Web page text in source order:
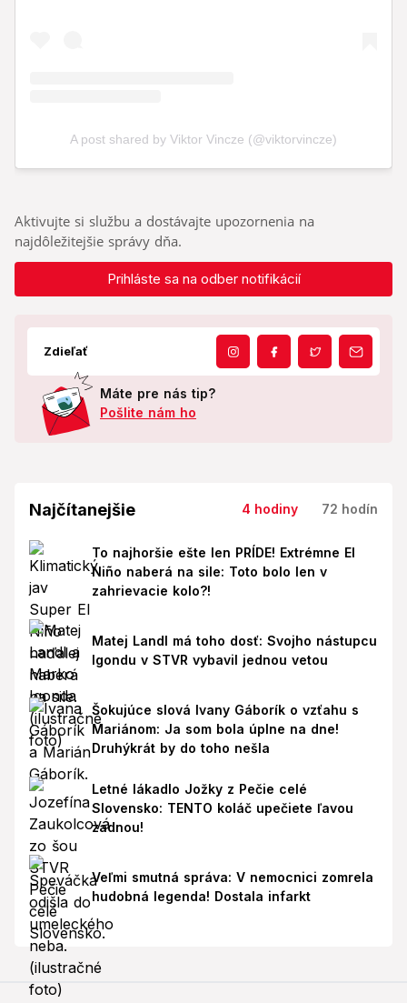
Aktivujte si službu a dostávajte upozornenia na
najdôležitejšie správy dňa.
Prihláste sa na odber notifikácií
Zdieľať
Máte pre nás tip?
Pošlite nám ho
Najčítanejšie 4 hodiny 72 hodín
To najhoršie ešte len PRÍDE! Extrémne El
Niño naberá na sile: Toto bolo len v
zahrievacie kolo?!
Matej Landl má toho dosť: Svojho nástupcu
Igondu v STVR vybavil jednou vetou
Šokujúce slová Ivany Gáborík o vzťahu s
Mariánom: Ja som bola úplne na dne!
Druhýkrát by do toho nešla
Letné lákadlo Jožky z Pečie celé
Slovensko: TENTO koláč upečiete ľavou
zadnou!
Veľmi smutná správa: V nemocnici zomrela
hudobná legenda! Dostala infarkt